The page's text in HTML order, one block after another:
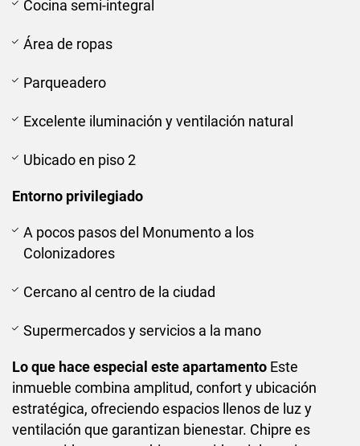
Cocina semi-integral
Área de ropas
Parqueadero
Excelente iluminación y ventilación natural
Ubicado en piso 2
Entorno privilegiado
A pocos pasos del Monumento a los
Colonizadores
Cercano al centro de la ciudad
Supermercados y servicios a la mano
Lo que hace especial este apartamento Este
inmueble combina amplitud, confort y ubicación
estratégica, ofreciendo espacios llenos de luz y
ventilación que garantizan bienestar. Chipre es